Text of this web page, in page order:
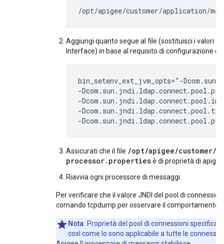
/opt/apigee/customer/application/
Aggiungi quanto segue al file (sostituisci i valori
Interface) in base al requisito di configurazione
bin_setenv_ext_jvm_opts="-
-
-
-
-
Assicurati che il file /opt/apigee/customer/
processor.propertiesè di proprietà di
Riavvia ogni processore di messaggi.
Per verificare che il valore JNDI del pool di
comando tcpdump per osservare il comportamento
Nota: Proprietà del pool di connessioni
così come lo sono applicabile a tutte le